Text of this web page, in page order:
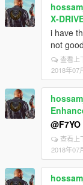
X-
i have
not
查看上
2018年07
@F7YO
查看上
2018年07